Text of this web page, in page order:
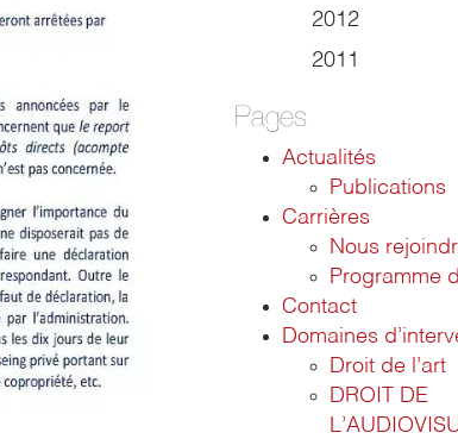
2012
2011
Pages
Actualités
Publications
Carrières
Nous
Programme
Contact
Domaines
Droit de l’art
DROIT DE